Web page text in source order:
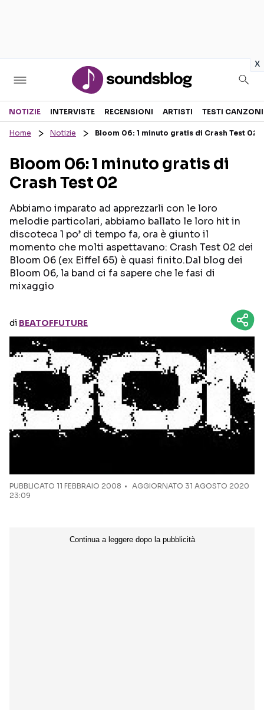
x
Sezioni
RECENSIONI MUSICALI
INTERVISTE
GOSSIP E CURIOSITÀ
TESTI CANZONI
TALENT SHOW
NOTIZIE INTERVISTE RECENSIONI ARTISTI TESTI CANZONI
Home Notizie Bloom 06: 1 minuto gratis di Crash Test 02
Bloom 06: 1 minuto gratis di
Crash Test 02
Abbiamo imparato ad apprezzarli con le loro
melodie particolari, abbiamo ballato le loro hit in
discoteca 1 po’ di tempo fa, ora è giunto il
momento che molti aspettavano: Crash Test 02 dei
Bloom 06 (ex Eiffel 65) è quasi finito.Dal blog dei
Bloom 06, la band ci fa sapere che le fasi di
mixaggio
di BEATOFFUTURE
PUBBLICATO 11 FEBBRAIO 2008
AGGIORNATO 31 AGOSTO 2020
23:09